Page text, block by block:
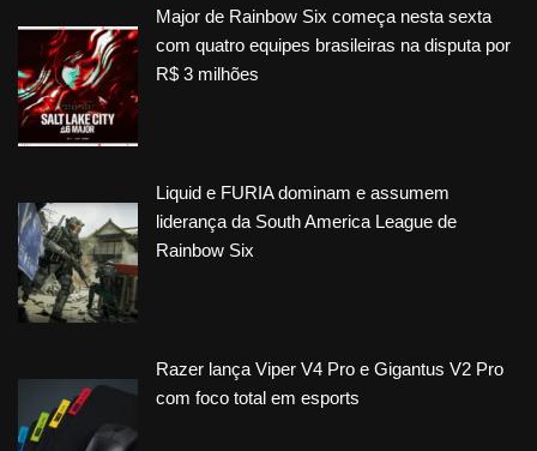
Major de Rainbow Six começa nesta sexta
com quatro equipes brasileiras na disputa por
R$ 3 milhões
Liquid e FURIA dominam e assumem
liderança da South America League de
Rainbow Six
Razer lança Viper V4 Pro e Gigantus V2 Pro
com foco total em esports